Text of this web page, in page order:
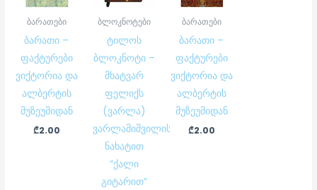
ბარათები
ბარათი –
ფაქტურები
ვიქტორია და
ალბერტის
მუზეუმიდან
₾2.00
ბლოკნოტები
ტილოს
ბლოკნოტი –
მხატვარ
ფელიქს
(ვარლა)
ვარლამიშვილის
ნახატით
“ქალი
გიტარით”
ბარათები
ბარათი –
ფაქტურები
ვიქტორია და
ალბერტის
მუზეუმიდან
₾2.00